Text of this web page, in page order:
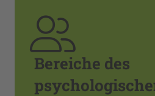
Bereiche des